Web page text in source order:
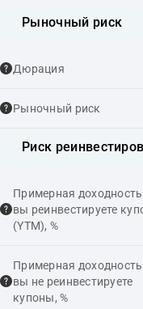
Рыночный риск
Дюрация
Рыночный риск
Риск
Примерная
вы реинвестируете
(YTM), %
Примерная
вы не реинвестируете
купоны, %